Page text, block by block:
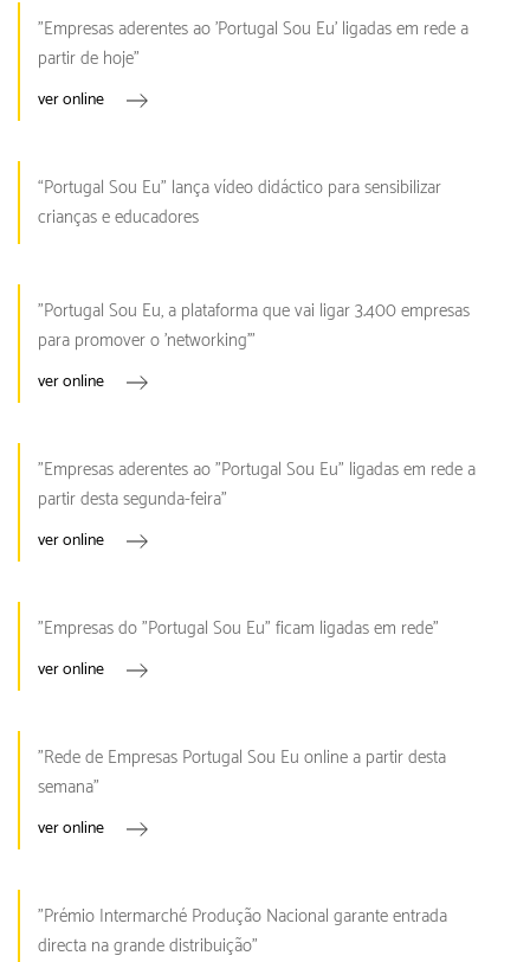
"Empresas aderentes ao 'Portugal Sou Eu' ligadas em rede a
partir de hoje"
ver online
“Portugal Sou Eu” lança vídeo didáctico para sensibilizar
crianças e educadores
"Portugal Sou Eu, a plataforma que vai ligar 3.400 empresas
para promover o 'networking'"
ver online
"Empresas aderentes ao "Portugal Sou Eu" ligadas em rede a
partir desta segunda-feira"
ver online
"Empresas do "Portugal Sou Eu" ficam ligadas em rede"
ver online
"Rede de Empresas Portugal Sou Eu online a partir desta
semana"
ver online
"Prémio Intermarché Produção Nacional garante entrada
directa na grande distribuição"